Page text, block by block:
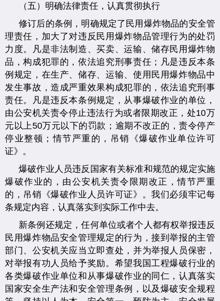
（五）明确法律责任，认真贯彻执行
修订后的条例，明确规定了民用爆炸物品的安全管
理责任，加大了对违反民用爆炸物品管理行为的处罚
力度。凡是非法制造、买卖、运输、储存民用爆炸物
品，构成犯罪的，依法追究刑事责任；凡是违反本条
例规定，在生产、储存、运输、使用民用爆炸物品中
发生事故，造成严重效果构成犯罪的，依法追究刑事
责任。凡是违反本条例规定，从事爆破作业的单位，
由公安机关责令停止违法行为或者限期改正，处10万
元以上50万元以下的罚款；逾期不改正的，责令停产
停业整顿；情节严重的，吊销《爆破作业单位许可
证》。
爆破作业人员违反国家有关标准和规范的规定实施
爆破作业的，由公安机关责令限期改正，情节严重
的，吊销《爆破作业人员许可证》。我们必须牢记每
条规定内容，认真落实到实际工作中去。
新条例还规定，任何单位或者个人都有权举报违反
民用爆炸物品安全管理规定的行为，接到举报的主管
部门、公安机关应当立即查处，并为举报人员保密，
对举报有功人员给予奖励。希望我国工程爆破行业的
各类爆破作业单位和从事爆破作业的同仁，认真落实
国家安全生产法和安全管理条例，以及爆破安全规程